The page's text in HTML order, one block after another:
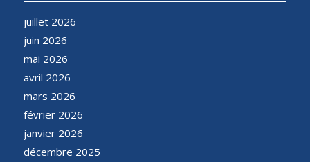
juillet 2026
juin 2026
mai 2026
avril 2026
mars 2026
février 2026
janvier 2026
décembre 2025